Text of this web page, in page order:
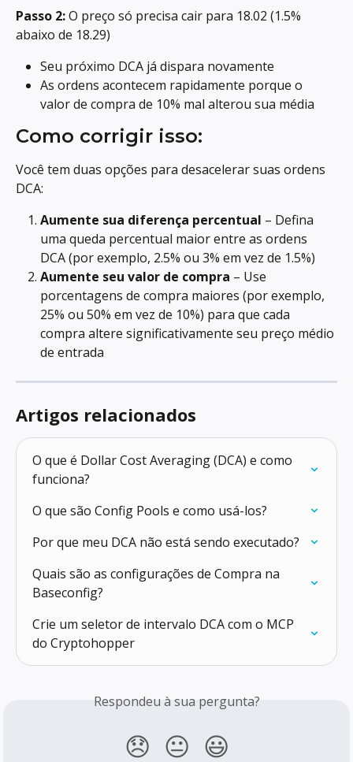
Passo 2: O preço só precisa cair para 18.02 (1.5%
abaixo de 18.29)
Seu próximo DCA já dispara novamente
As ordens acontecem rapidamente porque o
valor de compra de 10% mal alterou sua média
Como corrigir isso:
Você tem duas opções para desacelerar suas ordens
DCA:
Aumente sua diferença percentual – Defina
uma queda percentual maior entre as ordens
DCA (por exemplo, 2.5% ou 3% em vez de 1.5%)
Aumente seu valor de compra – Use
porcentagens de compra maiores (por exemplo,
25% ou 50% em vez de 10%) para que cada
compra altere significativamente seu preço médio
de entrada
Artigos relacionados
O que é Dollar Cost Averaging (DCA) e como
funciona?
O que são Config Pools e como usá-los?
Por que meu DCA não está sendo executado?
Quais são as configurações de Compra na
Baseconfig?
Crie um seletor de intervalo DCA com o MCP
do Cryptohopper
Respondeu à sua pergunta?
😞 😐 😃